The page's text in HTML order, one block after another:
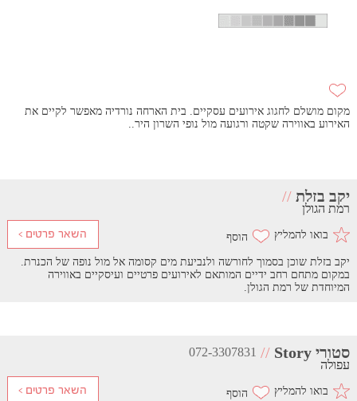
מקום מושלם לחגוג אירועים עסקיים. בית הארחה נורדיה מאפשר לקיים את
האירוע באווירה שקטה ורגועה מול נופי השרון היר..
יקב בזלת //
רמת הגולן
בואו להמליץ
יקב בזלת שוכן בסמוך לחורשה ולנביעת מים קסומה אל מול נופה של הכנרת.
במקום מתחם רחב ידיים המותאם לאירועים פרטיים ועיסקיים באווירה
המיוחדת של רמת הגולן.
סטורי Story //
072-3307831
עפולה
בואו להמליץ